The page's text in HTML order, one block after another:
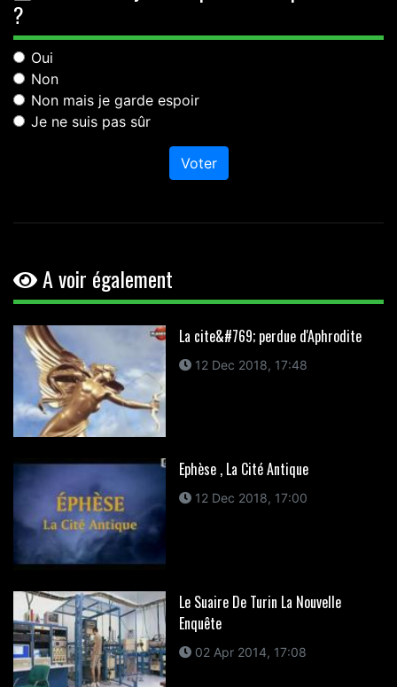
?
Oui
Non
Non mais je garde espoir
Je ne suis pas sûr
Voter
A voir également
La cite&#769; perdue d'Aphrodite
12 Dec 2018, 17:48
Ephèse , La Cité Antique
12 Dec 2018, 17:00
Le Suaire De Turin La Nouvelle
Enquête
02 Apr 2014, 17:08